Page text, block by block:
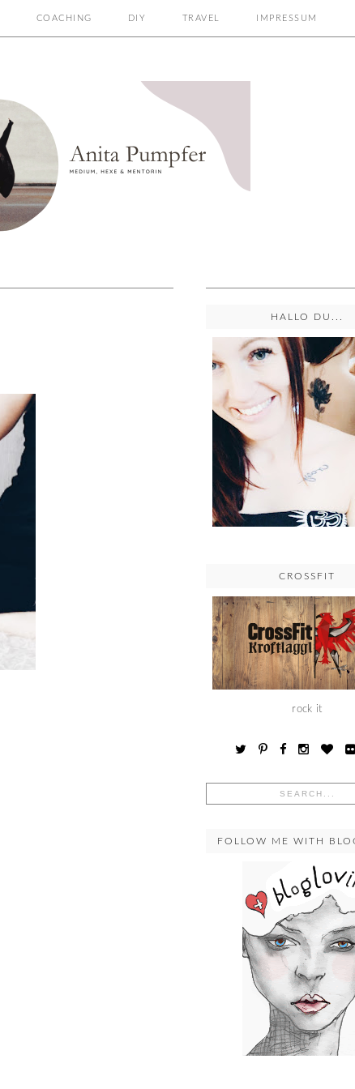
COACHING DIY TRAVEL IMPRESSUM
HALLO DU...
CROSSFIT
rock it
FOLLOW ME WITH